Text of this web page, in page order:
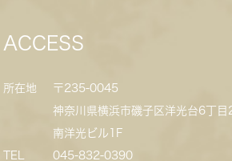
ACCESS
所在地
〒235-0045
神奈川県横浜市磯子区洋光台6丁
南洋光ビル1F
TEL
045-832-0390